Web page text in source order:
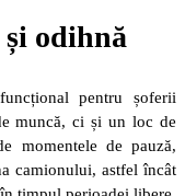
odihnă
pentru șoferii
muncă, ci și un loc de
momentele de pauză,
camionului, astfel încât